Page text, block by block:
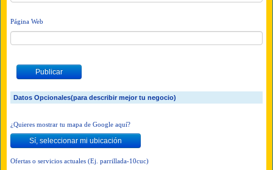
Página Web
Datos Opcionales(para describir mejor tu negocio)
¿Quieres mostrar tu mapa de Google aquí?
Ofertas o servicios actuales (Ej. parrillada-10cuc)